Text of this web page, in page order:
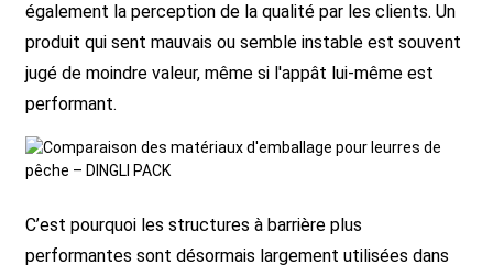
également la perception de la qualité par les clients. Un
produit qui sent mauvais ou semble instable est souvent
jugé de moindre valeur, même si l'appât lui-même est
performant.
C’est pourquoi les structures à barrière plus
performantes sont désormais largement utilisées dans